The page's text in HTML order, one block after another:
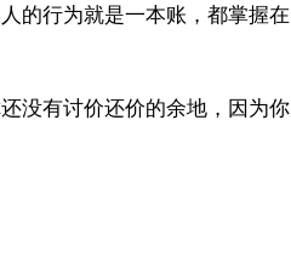
的行为就是一本账，都掌握在
没有讨价还价的余地，因为你